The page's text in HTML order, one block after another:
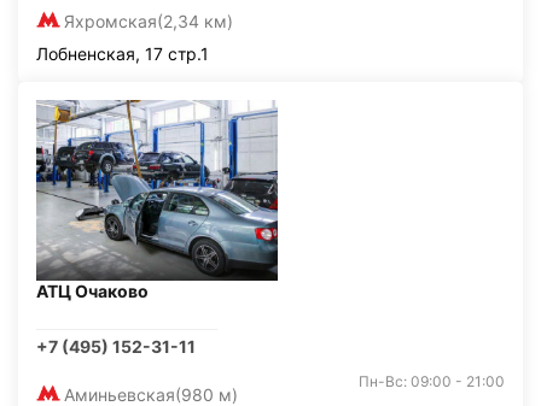
Яхромская(2,34 км)
Лобненская, 17 стр.1
АТЦ Очаково
+7 (495) 152-31-11
Аминьевская(980 м)
Пн-Вс: 09:00 - 21:00